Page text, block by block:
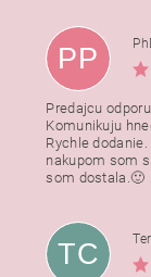
PP
Predajcu
Komunikuju
Rychle
nakupom som
som dostala.🙂
TC